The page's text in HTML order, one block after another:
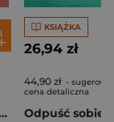
nadziei. Tom 3
KSIĄŻKA
26,94 zł
44,90 zł -
cena detaliczna